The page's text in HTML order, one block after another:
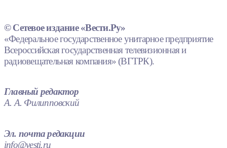
© Сетевое издание «Вести.Ру»
«Федеральное государственное унитарное предприятие
Всероссийская государственная телевизионная и
радиовещательная компания» (ВГТРК).
Главный редактор
А. А. Филипповский
Эл. почта редакции
info@vesti.ru